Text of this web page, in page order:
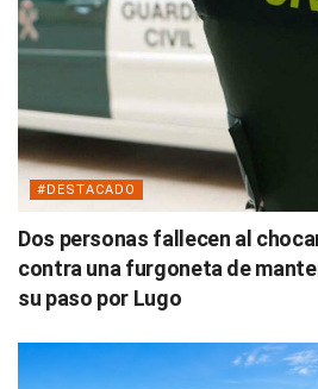
#DESTACADO
Dos personas fallecen al
contra una furgoneta de
su paso por Lugo